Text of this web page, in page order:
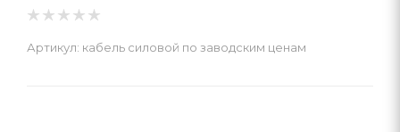
Артикул: кабель силовой по заводским ценам